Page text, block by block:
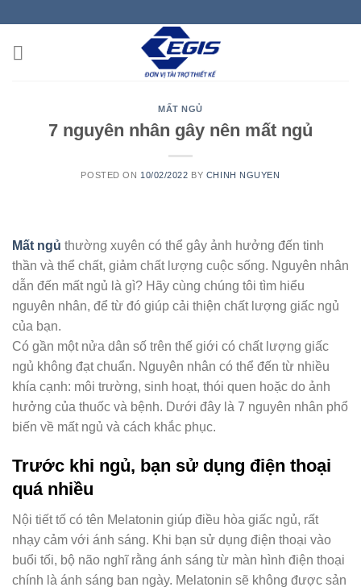
content
MẤT NGỦ
7 nguyên nhân gây nên mất ngủ
POSTED ON 10/02/2022 BY CHINH NGUYEN
Mất ngủ thường xuyên có thể gây ảnh hưởng đến tinh
thần và thể chất, giảm chất lượng cuộc sống. Nguyên nhân
dẫn đến mất ngủ là gì? Hãy cùng chúng tôi tìm hiểu
nguyên nhân, để từ đó giúp cải thiện chất lượng giấc ngủ
của bạn.
Có gần một nửa dân số trên thế giới có chất lượng giấc
ngủ không đạt chuẩn. Nguyên nhân có thể đến từ nhiều
khía cạnh: môi trường, sinh hoạt, thói quen hoặc do ảnh
hưởng của thuốc và bệnh. Dưới đây là 7 nguyên nhân phổ
biến về mất ngủ và cách khắc phục.
Trước khi ngủ, bạn sử dụng điện thoại
quá nhiều
Nội tiết tố có tên Melatonin giúp điều hòa giấc ngủ, rất
nhạy cảm với ánh sáng. Khi bạn sử dụng điện thoại vào
buổi tối, bộ não nghĩ rằng ánh sáng từ màn hình điện thoại
chính là ánh sáng ban ngày. Melatonin sẽ không được sản